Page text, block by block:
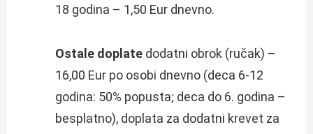
18 godina – 1,50 Eur dnevno.
Ostale doplate dodatni obrok (ručak) –
16,00 Eur po osobi dnevno (deca 6-12
godina: 50% popusta; deca do 6. godina –
besplatno), doplata za dodatni krevet za